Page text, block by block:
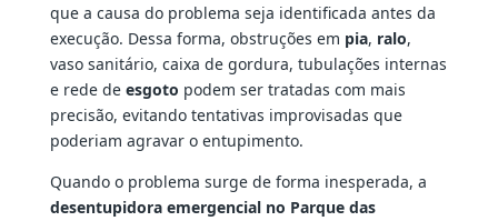
que a causa do problema seja identificada antes da
execução. Dessa forma, obstruções em pia, ralo,
vaso sanitário, caixa de gordura, tubulações internas
e rede de esgoto podem ser tratadas com mais
precisão, evitando tentativas improvisadas que
poderiam agravar o entupimento.
Quando o problema surge de forma inesperada, a
desentupidora emergencial no Parque das